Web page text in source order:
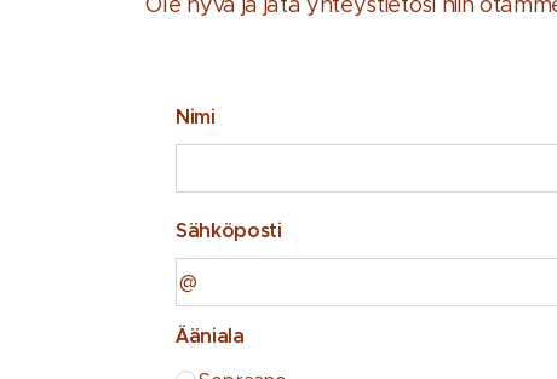
Nimi
Sähköposti
Ääniala